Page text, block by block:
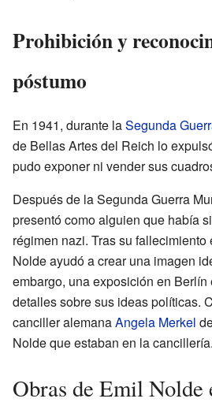
Prohibición y
póstumo
En 1941, durante laSegunda
de Bellas Artes del Reich lo
pudo exponer ni vender sus
Después de la Segunda Guerra
presentó como alguien que había
régimen nazi. Tras su
Nolde ayudó a crear una imagen
embargo, una exposición en Berlín
detalles sobre sus ideas políticas.
canciller alemanaAngela Merkel
Nolde que estaban en la cancillería.
Obras de Emil Nolde